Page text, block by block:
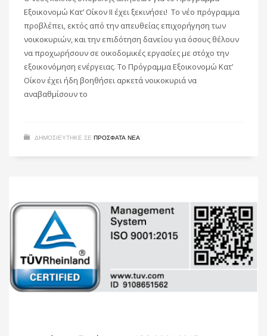
Εξοικονομώ Κατ’ Οίκον ΙΙ έχει ξεκινήσει! Το νέο πρόγραμμα
προβλέπει, εκτός από την απευθείας επιχορήγηση των
νοικοκυριών, και την επιδότηση δανείου για όσους θέλουν
να προχωρήσουν σε οικοδομικές εργασίες με στόχο την
εξοικονόμηση ενέργειας. Το Πρόγραμμα Εξοικονομώ Κατ’
Οίκον έχει ήδη βοηθήσει αρκετά νοικοκυριά να
αναβαθμίσουν το
ΔΗΜΟΣΙΕΥΤΗΚΕ ΣΕ ΠΡΌΣΦΑΤΑ ΝΈΑ